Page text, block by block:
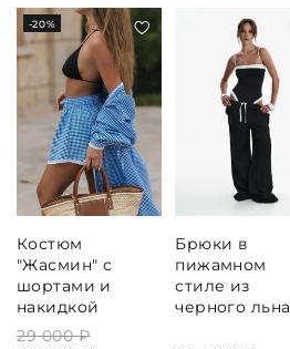
-20%
Костюм
"Жасмин" с
шортами и
накидкой
29 000 ₽
Брюки в
пижамном
стиле из
черного льна